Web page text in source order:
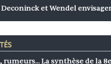
et Wendel
rumeurs… La synthèse de la